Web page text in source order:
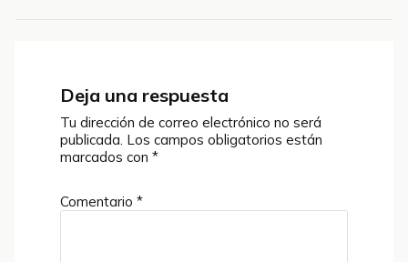
Deja una respuesta
Tu dirección de correo electrónico no será
publicada. Los campos obligatorios están
marcados con *
Comentario *